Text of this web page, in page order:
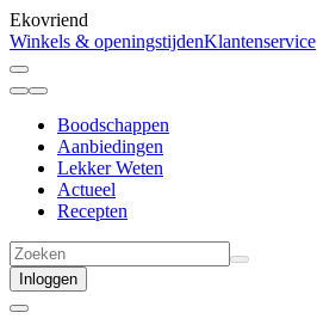
Ekovriend
Winkels & openingstijdenKlantenservice
Boodschappen
Aanbiedingen
Lekker Weten
Actueel
Recepten
Inloggen